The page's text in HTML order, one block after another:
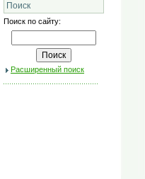
Поиск
Поиск по сайту:
Расширенный поиск